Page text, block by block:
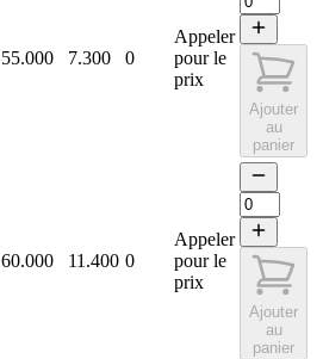
55.000 7.300 0
Appeler
pour le
prix
Ajouter
au
panier
60.000 11.400 0
Appeler
pour le
prix
Ajouter
au
panier